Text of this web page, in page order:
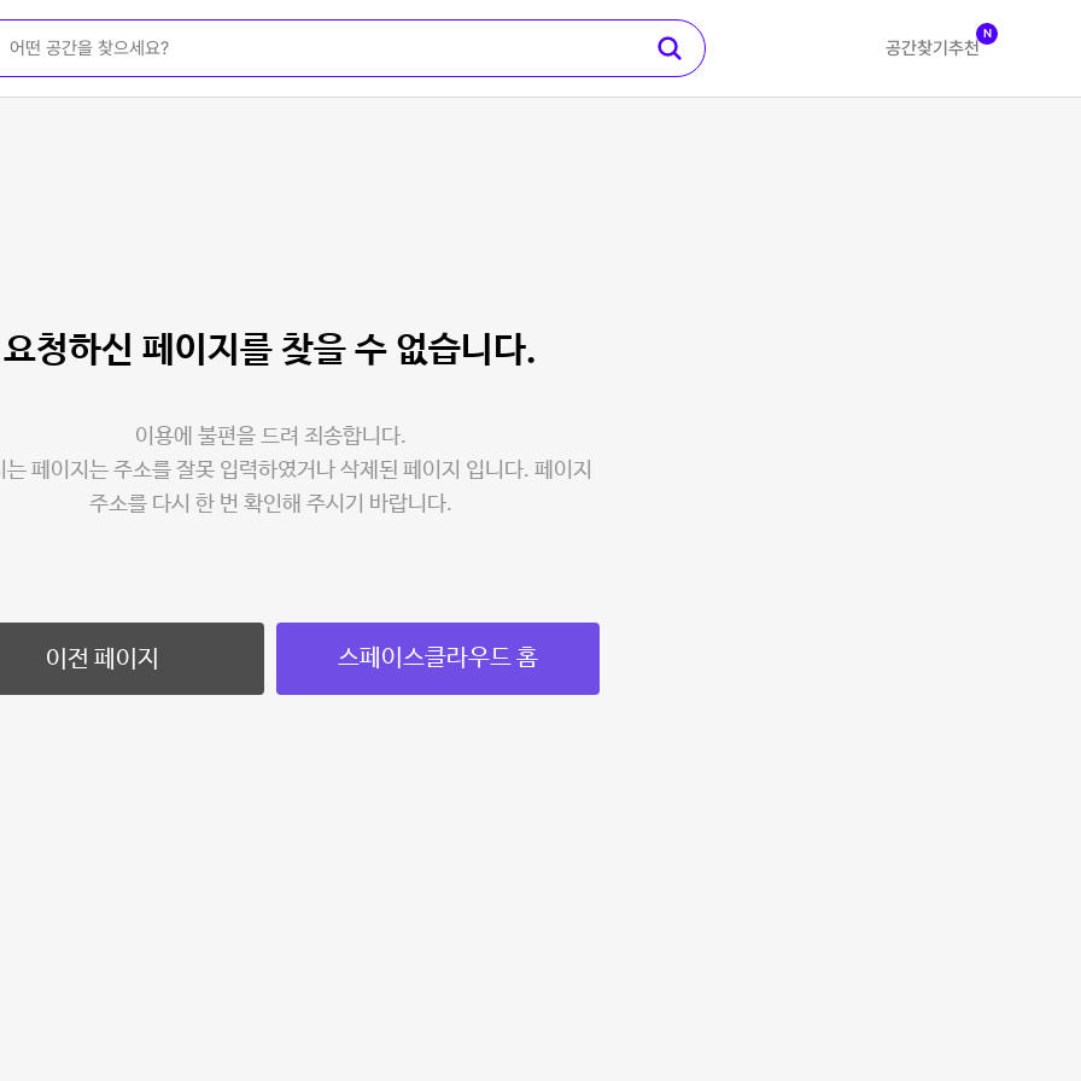
공간찾기 추천
N
요청하신 페이지를 찾을 수 없습니다.
이용에 불편을 드려 죄송합니다.
는 페이지는 주소를 잘못 입력하였거나 삭제된 페이지 입니다. 페이지
주소를 다시 한 번 확인해 주시기 바랍니다.
이전 페이지 스페이스클라우드 홈